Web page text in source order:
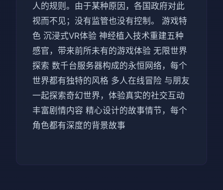
人的规则。由于某种原因，各国政府对此
视而不见；没有监管也没有控制。 游戏特
色 沉浸式VR体验 神经植入技术重建五种
感官，带来前所未有的游戏体验 无限世界
探索 数千台服务器构成的永恒网络，每个
世界都有独特的风格 多人在线冒险 与朋友
一起探索奇幻世界，体验真实的社交互动
丰富剧情内容 精心设计的故事情节，每个
角色都有深度的背景故事